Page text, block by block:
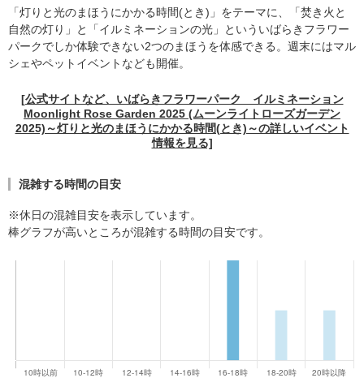
「灯りと光のまほうにかかる時間(とき)」をテーマに、「焚き火と
自然の灯り」と「イルミネーションの光」といういばらきフラワー
パークでしか体験できない2つのまほうを体感できる。週末にはマル
シェやペットイベントなども開催。
[公式サイトなど、いばらきフラワーパーク イルミネーション
Moonlight Rose Garden 2025 (ムーンライトローズガーデン
2025)～灯りと光のまほうにかかる時間(とき)～の詳しいイベント
情報を見る]
混雑する時間の目安
※休日の混雑目安を表示しています。
棒グラフが高いところが混雑する時間の目安です。